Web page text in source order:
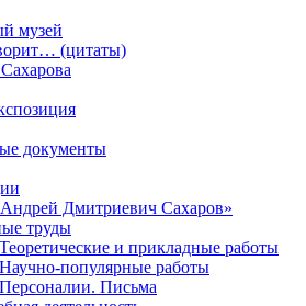
музей
(цитаты)
документы
Дмитриевич Сахаров»
труды
Теоретические и прикладные работы
Научно-популярные работы
Персоналии. Письма